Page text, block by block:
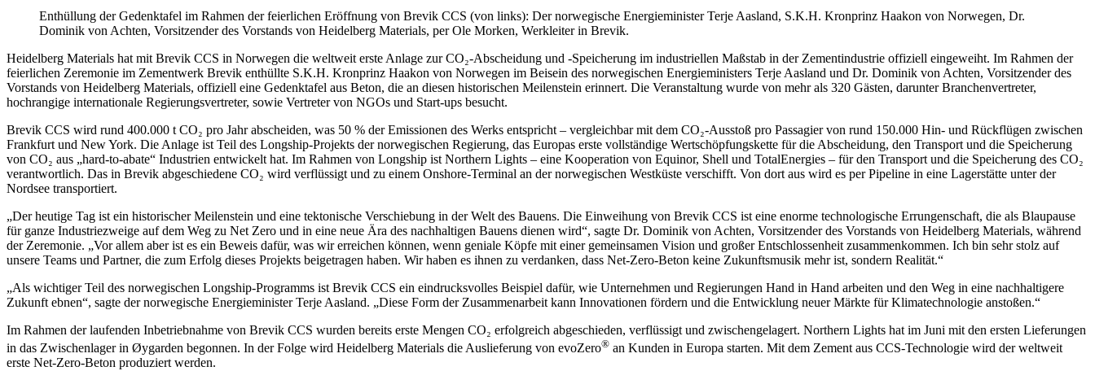
Enthüllung der Gedenktafel im Rahmen der feierlichen Eröffnung von Brevik CCS (von links): Der norwegische Energieminister Terje Aasland, S.K.H. Kronprinz Haakon von Norwegen, Dr.
Dominik von Achten, Vorsitzender des Vorstands von Heidelberg Materials, per Ole Morken, Werkleiter in Brevik.
Heidelberg Materials hat mit Brevik CCS in Norwegen die weltweit erste Anlage zur CO₂-Abscheidung und -Speicherung im industriellen Maßstab in der Zementindustrie offiziell eingeweiht. Im Rahmen der
feierlichen Zeremonie im Zementwerk Brevik enthüllte S.K.H. Kronprinz Haakon von Norwegen im Beisein des norwegischen Energieministers Terje Aasland und Dr. Dominik von Achten, Vorsitzender des
Vorstands von Heidelberg Materials, offiziell eine Gedenktafel aus Beton, die an diesen historischen Meilenstein erinnert. Die Veranstaltung wurde von mehr als 320 Gästen, darunter Branchenvertreter,
hochrangige internationale Regierungsvertreter, sowie Vertreter von NGOs und Start-ups besucht.
Brevik CCS wird rund 400.000 t CO₂ pro Jahr abscheiden, was 50 % der Emissionen des Werks entspricht – vergleichbar mit dem CO₂-Ausstoß pro Passagier von rund 150.000 Hin- und Rückflügen zwischen
Frankfurt und New York. Die Anlage ist Teil des Longship-Projekts der norwegischen Regierung, das Europas erste vollständige Wertschöpfungskette für die Abscheidung, den Transport und die Speicherung
von CO₂ aus „hard-to-abate“ Industrien entwickelt hat. Im Rahmen von Longship ist Northern Lights – eine Kooperation von Equinor, Shell und TotalEnergies – für den Transport und die Speicherung des CO₂
verantwortlich. Das in Brevik abgeschiedene CO₂ wird verflüssigt und zu einem Onshore-Terminal an der norwegischen Westküste verschifft. Von dort aus wird es per Pipeline in eine Lagerstätte unter der
Nordsee transportiert.
„Der heutige Tag ist ein historischer Meilenstein und eine tektonische Verschiebung in der Welt des Bauens. Die Einweihung von Brevik CCS ist eine enorme technologische Errungenschaft, die als Blaupause
für ganze Industriezweige auf dem Weg zu Net Zero und in eine neue Ära des nachhaltigen Bauens dienen wird“, sagte Dr. Dominik von Achten, Vorsitzender des Vorstands von Heidelberg Materials, während
der Zeremonie. „Vor allem aber ist es ein Beweis dafür, was wir erreichen können, wenn geniale Köpfe mit einer gemeinsamen Vision und großer Entschlossenheit zusammenkommen. Ich bin sehr stolz auf
unsere Teams und Partner, die zum Erfolg dieses Projekts beigetragen haben. Wir haben es ihnen zu verdanken, dass Net-Zero-Beton keine Zukunftsmusik mehr ist, sondern Realität.“
„Als wichtiger Teil des norwegischen Longship-Programms ist Brevik CCS ein eindrucksvolles Beispiel dafür, wie Unternehmen und Regierungen Hand in Hand arbeiten und den Weg in eine nachhaltigere
Zukunft ebnen“, sagte der norwegische Energieminister Terje Aasland. „Diese Form der Zusammenarbeit kann Innovationen fördern und die Entwicklung neuer Märkte für Klimatechnologie anstoßen.“
Im Rahmen der laufenden Inbetriebnahme von Brevik CCS wurden bereits erste Mengen CO₂ erfolgreich abgeschieden, verflüssigt und zwischengelagert. Northern Lights hat im Juni mit den ersten Lieferungen
in das Zwischenlager in Øygarden begonnen. In der Folge wird Heidelberg Materials die Auslieferung von evoZero® an Kunden in Europa starten. Mit dem Zement aus CCS-Technologie wird der weltweit
erste Net-Zero-Beton produziert werden.